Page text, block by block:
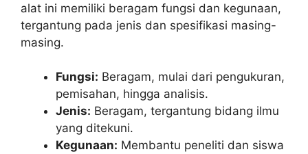
alat ini memiliki beragam fungsi dan kegunaan,
tergantung pada jenis dan spesifikasi masing-
masing.
Fungsi: Beragam, mulai dari pengukuran,
pemisahan, hingga analisis.
Jenis: Beragam, tergantung bidang ilmu
yang ditekuni.
Kegunaan: Membantu peneliti dan siswa